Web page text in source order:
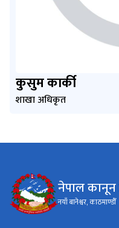
कुसुम कार्की
शाखा अधिकृत
नेपाल
नयाँ बानेश्वर, काठमाण्डौँ